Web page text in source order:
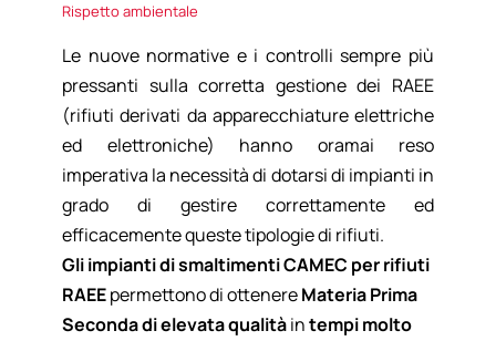
Rispetto ambientale
Le nuove normative e i controlli sempre più
pressanti sulla corretta gestione dei RAEE
(rifiuti derivati da apparecchiature elettriche
ed elettroniche) hanno oramai reso
imperativa la necessità di dotarsi di impianti in
grado di gestire correttamente ed
efficacemente queste tipologie di rifiuti.
Gli impianti di smaltimenti CAMEC per rifiuti
RAEEpermettono di ottenereMateria Prima
Seconda di elevata qualitàintempi molto